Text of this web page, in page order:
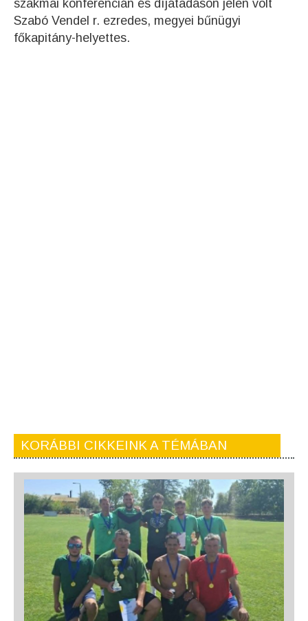
szakmai konferencián és díjátadáson jelen volt
Szabó Vendel r. ezredes, megyei bűnügyi
főkapitány-helyettes.
KORÁBBI CIKKEINK A TÉMÁBAN